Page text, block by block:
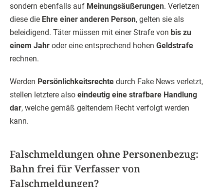
sondern ebenfalls auf Meinungsäußerungen. Verletzen
diese die Ehre einer anderen Person, gelten sie als
beleidigend. Täter müssen mit einer Strafe von bis zu
einem Jahr oder eine entsprechend hohen Geldstrafe
rechnen.
Werden Persönlichkeitsrechte durch Fake News verletzt,
stellen letztere also eindeutig eine strafbare Handlung
dar, welche gemäß geltendem Recht verfolgt werden
kann.
Falschmeldungen ohne Personenbezug:
Bahn frei für Verfasser von
Falschmeldungen?